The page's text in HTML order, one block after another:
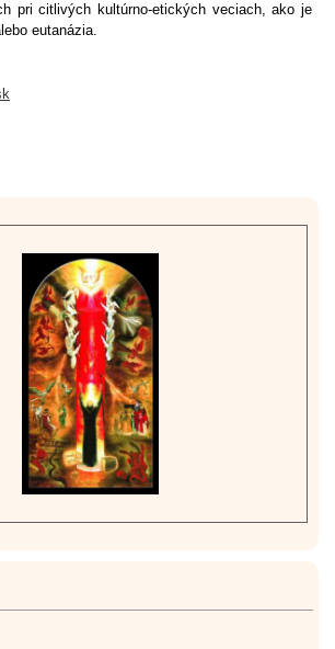
pri citlivých kultúrno-etických veciach, ako je
eutanázia.